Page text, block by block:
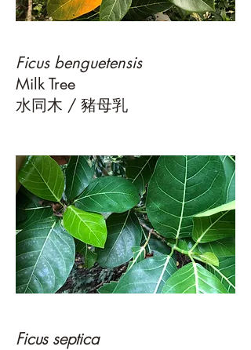
Ficus benguetensis
Milk Tree
水同木 / 豬母乳
Ficus septica